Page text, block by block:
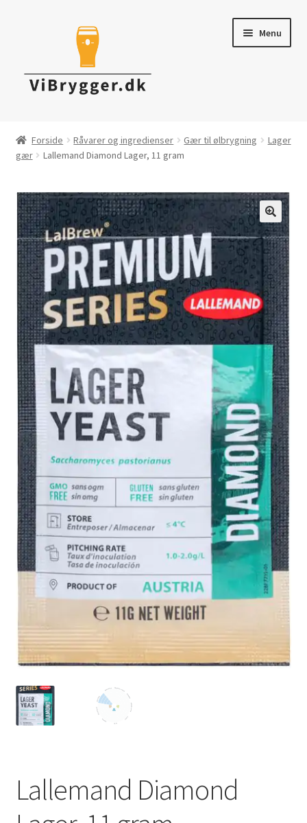
Menu
Råvarer & ingredienser
Tapning & Servering
Rengøring & desinficering
Tilbud
Forside Råvarer og ingredienser Gær til ølbrygning
Lager
gær
Lallemand Diamond Lager, 11 gram
Lallemand Diamond